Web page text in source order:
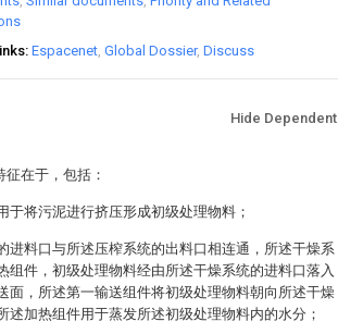
Espacenet Global Dossier Discuss
Hide Dependent
在于，包括：
于将污泥进行挤压形成初级处理物料；
进料口与所述压榨系统的出料口相连通，所述干燥系
组件，初级处理物料经由所述干燥系统的进料口落入
面，所述第一输送组件将初级处理物料朝向所述干燥
述加热组件用于蒸发所述初级处理物料内的水分；